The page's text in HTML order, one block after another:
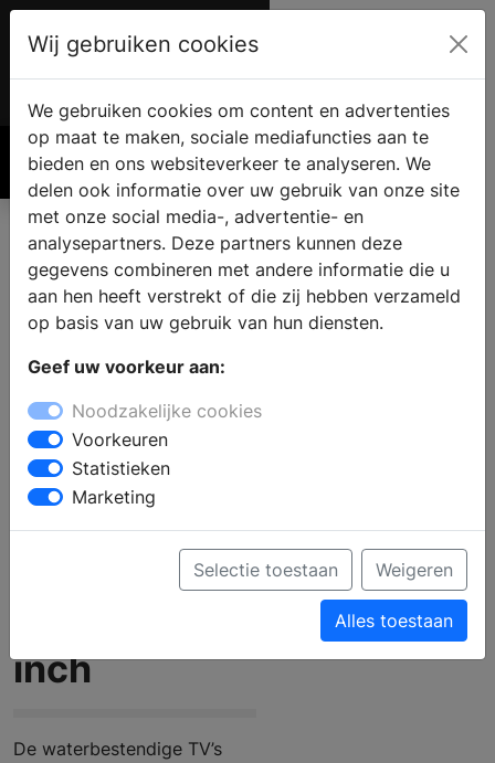
Account
€ 0.00
Zoek
Aquasound
badkamer
inch
De waterbestendige TV’s
Wij gebruiken cookies
We gebruiken cookies om content en advertenties
op maat te maken, sociale mediafuncties aan te
bieden en ons websiteverkeer te analyseren. We
delen ook informatie over uw gebruik van onze site
met onze social media-, advertentie- en
analysepartners. Deze partners kunnen deze
gegevens combineren met andere informatie die u
aan hen heeft verstrekt of die zij hebben verzameld
op basis van uw gebruik van hun diensten.
Geef uw voorkeur aan:
Noodzakelijke cookies
Voorkeuren
Statistieken
Marketing
Selectie toestaan Weigeren
Alles toestaan